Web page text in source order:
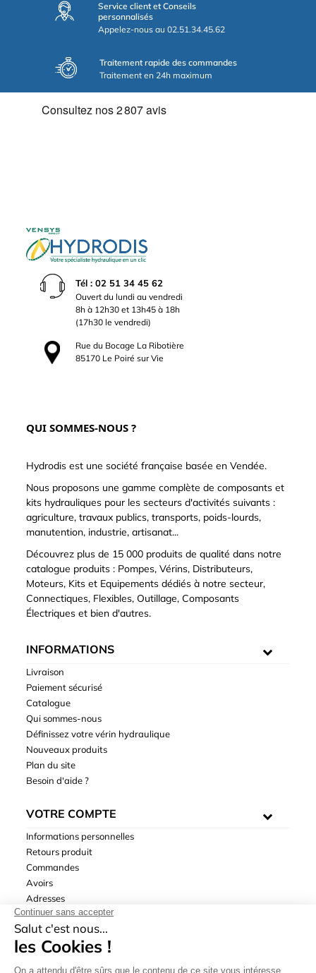
Service client et Conseils
personnalisés
Appelez-nous au 02.51.34.45.62
Traitement rapide des commandes
Traitement en 24h maximum
Tél : 02 51 34 45 62
Ouvert du lundi au vendredi
8h à 12h30 et 13h45 à 18h
(17h30 le vendredi)
Rue du Bocage La Ribotière
85170 Le Poiré sur Vie
QUI SOMMES-NOUS ?
Hydrodis est une société française basée en Vendée.
Nous proposons une gamme complète de composants et
kits hydrauliques pour les secteurs d'activités suivants :
agriculture, travaux publics, transports, poids-lourds,
manutention, industrie, artisanat...
Découvrez plus de 15 000 produits de qualité dans notre
catalogue produits : Pompes, Vérins, Distributeurs,
Moteurs, Kits et Equipements dédiés à notre secteur,
Connectiques, Flexibles, Outillage, Composants
Électriques et bien d'autres.
INFORMATIONS
Livraison
Paiement sécurisé
Catalogue
Qui sommes-nous
Définissez votre vérin hydraulique
Nouveaux produits
Plan du site
Besoin d'aide ?
VOTRE COMPTE
Informations personnelles
Retours produit
Commandes
Avoirs
Adresses
Bons de réduction